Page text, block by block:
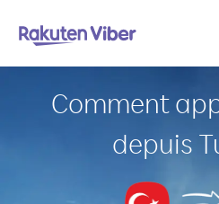
Comment
depuis